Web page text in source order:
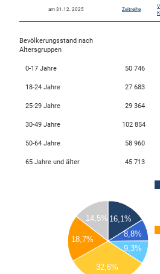
am 31.12. 2025 Zeitreihe
Bevölkerungsstand nach
Altersgruppen
0-17 Jahre 50 746
18-24 Jahre 27 683
25-29 Jahre 29 364
30-49 Jahre 102 854
50-64 Jahre 58 960
65 Jahre und älter 45 713
16,1%
8,8%
9,3%
32,6%
18,7%
14,5%